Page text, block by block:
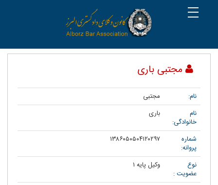
مجتبی باری
نام:
مجتبی
نام
خانوادگی:
باری
شماره
پروانه:
۱۳۸۶۰۵۰۵۰۴۱۲۰۲۹۷
نوع
عضویت :
وکیل پایه ۱